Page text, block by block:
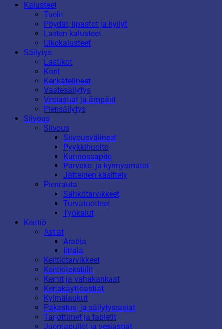
Kalusteet
Tuolit
Pöydät, lipastot ja hyllyt
Lasten kalusteet
Ulkokalusteet
Säilytys
Laatikot
Korit
Kenkätelineet
Vaatesäilytys
Vesiastiat ja ämpärit
Piensäilytys
Siivous
Siivous
Siivousvälineet
Pyykkihuolto
Kunnossapito
Parveke- ja kynnysmatot
Jätteiden käsittely
Pienrauta
Sähkötarvikkeet
Turvatuotteet
Työkalut
Keittiö
Astiat
Arabia
Iittala
Keittiötarvikkeet
Keittiötekstiilit
Kernit ja vahakankaat
Kertakäyttöastiat
Kylmälaukut
Pakastus- ja säilytysrasiat
Tarjottimet ja tabletit
Juomapullot ja vesiastiat